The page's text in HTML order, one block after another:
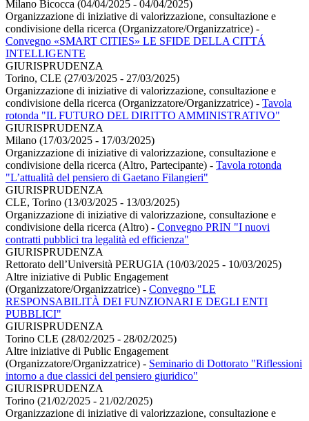
Milano Bicocca (04/04/2025 - 04/04/2025)
Organizzazione di iniziative di valorizzazione, consultazione e
condivisione della ricerca (Organizzatore/Organizzatrice) -
Convegno «SMART CITIES» LE SFIDE DELLA CITTÁ
INTELLIGENTE
GIURISPRUDENZA
Torino, CLE (27/03/2025 - 27/03/2025)
Organizzazione di iniziative di valorizzazione, consultazione e
condivisione della ricerca (Organizzatore/Organizzatrice) - Tavola
rotonda "IL FUTURO DEL DIRITTO AMMINISTRATIVO"
GIURISPRUDENZA
Milano (17/03/2025 - 17/03/2025)
Organizzazione di iniziative di valorizzazione, consultazione e
condivisione della ricerca (Altro, Partecipante) - Tavola rotonda
"L’attualità del pensiero di Gaetano Filangieri"
GIURISPRUDENZA
CLE, Torino (13/03/2025 - 13/03/2025)
Organizzazione di iniziative di valorizzazione, consultazione e
condivisione della ricerca (Altro) - Convegno PRIN "I nuovi
contratti pubblici tra legalità ed efficienza"
GIURISPRUDENZA
Rettorato dell’Università PERUGIA (10/03/2025 - 10/03/2025)
Altre iniziative di Public Engagement
(Organizzatore/Organizzatrice) - Convegno "LE
RESPONSABILITÀ DEI FUNZIONARI E DEGLI ENTI
PUBBLICI"
GIURISPRUDENZA
Torino CLE (28/02/2025 - 28/02/2025)
Altre iniziative di Public Engagement
(Organizzatore/Organizzatrice) - Seminario di Dottorato "Riflessioni
intorno a due classici del pensiero giuridico"
GIURISPRUDENZA
Torino (21/02/2025 - 21/02/2025)
Organizzazione di iniziative di valorizzazione, consultazione e